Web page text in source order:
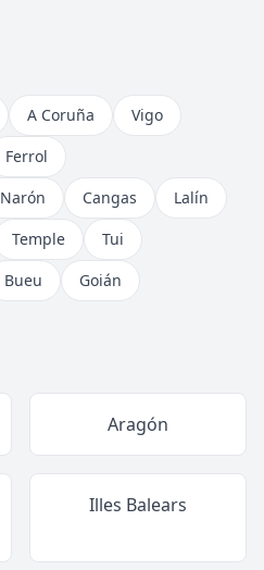
A Coruña
Vigo
Ferrol
Narón Cangas
Lalín
Temple
Tui
Bueu Goián
Aragón
Illes Balears